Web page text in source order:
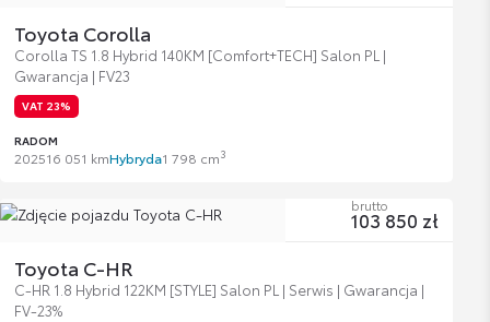
Toyota Corolla
Corolla TS 1.8 Hybrid 140KM [Comfort+TECH] Salon PL |
Gwarancja | FV23
VAT 23%
RADOM
202516 051 kmHybryda1 798 cm3
Toyota C-HR
C-HR 1.8 Hybrid 122KM [STYLE] Salon PL | Serwis | Gwarancja |
FV-23%
brutto
103 850 zł